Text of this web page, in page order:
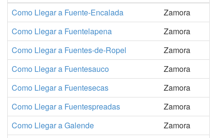
Como Llegar a Fuente-Encalada
Zamora
Como Llegar a Fuentelapena
Zamora
Como Llegar a Fuentes-de-Ropel
Zamora
Como Llegar a Fuentesauco
Zamora
Como Llegar a Fuentesecas
Zamora
Como Llegar a Fuentespreadas
Zamora
Como Llegar a Galende
Zamora